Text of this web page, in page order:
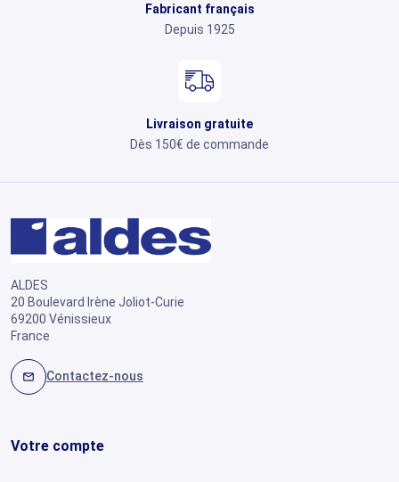
Fabricant français
Depuis 1925
Livraison gratuite
Dès 150€ de commande
ALDES
20 Boulevard Irène Joliot-Curie
69200 Vénissieux
France
mail Contactez-nous
Votre compte